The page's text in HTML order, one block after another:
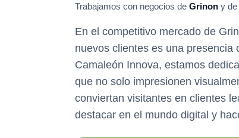
Trabajamos con negocios de Grinon y de
En el competitivo mercado de
nuevos clientes es una presencia
Camaleón Innova, estamos
que no solo impresionen
conviertan visitantes en clientes
destacar en el mundo digital y